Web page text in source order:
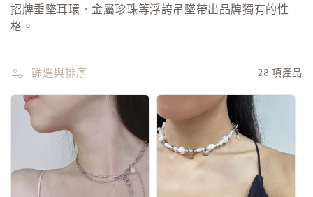
招牌垂墜耳環、金屬珍珠等浮誇吊墜帶出品牌獨有的性
格。
篩選與排序 28 項產品